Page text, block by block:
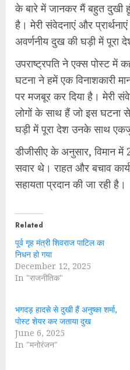
के बारे में जानकर मैं बहुत दुखी
है। मेरी संवेदनाएं और
अवर्णनीय दुख की घड़ी में
उपराष्ट्रपति ने एक्स पोस्ट में
घटना ने हमें एक विनाशकारी
पर मजबूर कर दिया है। मेरी
लोगों के साथ हैं जो इस घटना
घड़ी में पूरा देश उनके साथ
डीजीसीए के अनुसार, विमान
सवार थे। राहत और बचाव
सहायता प्रदान की जा रही है।
Related
पूर्व गृह मंत्री शिवराज पाटिल का
निधन हो गया
December 12, 2025
In "राजनीतिक"
भगदड़ हादसे से दुखी हैं अनुष्का शर्मा,
पोस्ट शेयर कर जताया दुख
June 6, 2025
In "मनोरंजन"